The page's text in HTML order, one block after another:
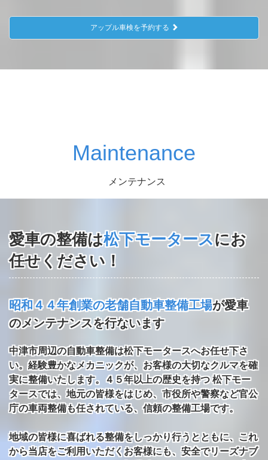
アップル車検を予約する
Maintenance
メンテナンス
愛車の整備は松下モータースにお
任せください！
昭和４４年創業の老舗自動車整備工場が愛車
のメンテナンスを行ないます
中津市周辺の自動車整備は松下モータースへお任せ下さ
い。経験豊かなメカニックが、お客様の大切なクルマを確
実に整備いたします。４５年以上の歴史を持つ 松下モー
タースでは、地元の皆様をはじめ、市役所や警察など官公
庁の車両整備も任されている、信頼の整備工場です。
地域の皆様に喜ばれる整備をしっかり行うとともに、これ
から当店をご利用いただくお客様にも、安全でリーズナブ